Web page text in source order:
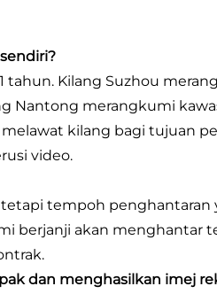
tahun. Kilang Suzhou
Nantong merangkumi
kilang bagi tujuan
video.
tetapi tempoh penghantaran
berjanji akan menghantar
dan menghasilkan imej